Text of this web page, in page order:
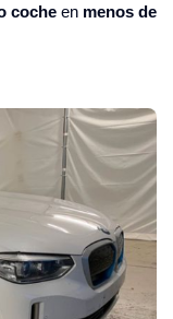
cocheen menos de